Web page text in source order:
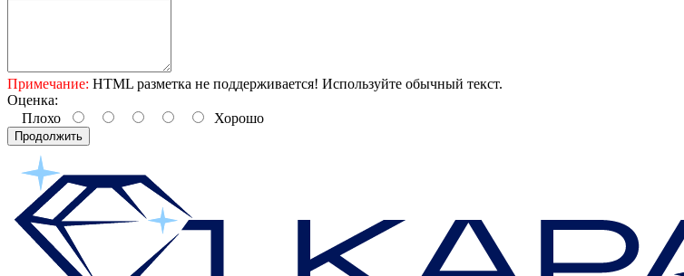
Примечание: HTML разметка не поддерживается! Используйте обычный текст.
Оценка:
Плохо
Хорошо
Продолжить